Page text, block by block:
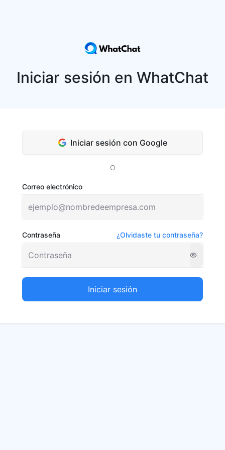
Iniciar sesión en WhatChat
Iniciar sesión con Google
O
Correo electrónico
Contraseña ¿Olvidaste tu contraseña?
Iniciar sesión